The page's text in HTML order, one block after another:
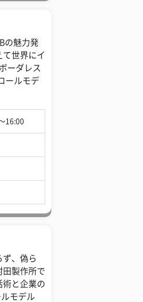
の魅力発
て世界にイ
ーダレス
ールモデ
16:00
ず、偽ら
田製作所で
術と企業の
モデル